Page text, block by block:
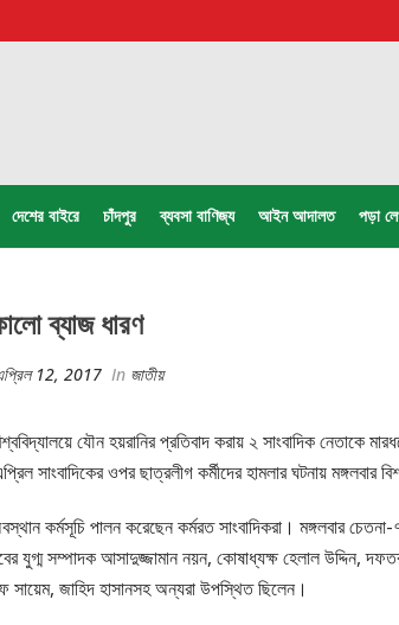
দেশের বাইরে চাঁদপুর ব্যবসা বাণিজ্য আইন আদালত পড়া
ব্যাজ ধারণ
12, 2017 In জাতীয়
যৌন হয়রানির প্রতিবাদ করায় ২ সাংবাদিক নেতাকে
সাংবাদিকের ওপর ছাত্রলীগ কর্মীদের হামলার ঘটনায় মঙ্গলবার
কর্মসূচি পালন করেছেন কর্মরত সাংবাদিকরা। মঙ্গলবার
যুগ্ম সম্পাদক আসাদুজ্জামান নয়ন, কোষাধ্যক্ষ হেলাল উদ্দিন,
সায়েম, জাহিদ হাসানসহ অন্যরা উপস্থিত ছিলেন।